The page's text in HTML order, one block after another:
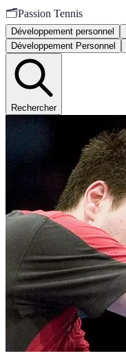
🗂️Passion Tennis
Développement personnel
Développement Personnel
Rechercher